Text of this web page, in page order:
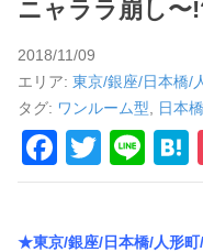
途
下
車
の
旅
ニャララ崩し〜
2018/11/09
エリア: 東京/銀座/日本橋/
タグ: ワンルーム型, 日本
F
a
T
wi
Li
n
★東京/銀座/日本橋/人形町